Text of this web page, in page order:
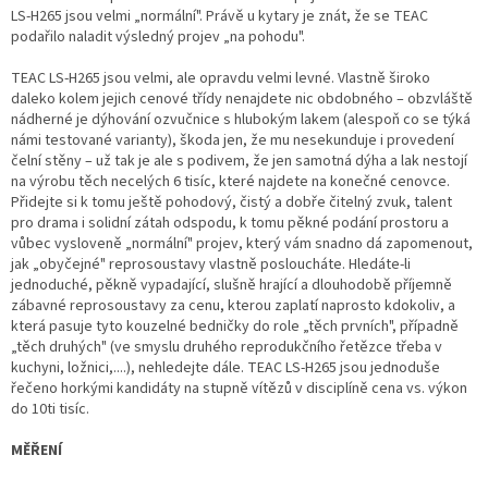
LS-H265 jsou velmi „normální". Právě u kytary je znát, že se TEAC
podařilo naladit výsledný projev „na pohodu".
TEAC LS-H265 jsou velmi, ale opravdu velmi levné. Vlastně široko
daleko kolem jejich cenové třídy nenajdete nic obdobného – obzvláště
nádherné je dýhování ozvučnice s hlubokým lakem (alespoň co se týká
námi testované varianty), škoda jen, že mu nesekunduje i provedení
čelní stěny – už tak je ale s podivem, že jen samotná dýha a lak nestojí
na výrobu těch necelých 6 tisíc, které najdete na konečné cenovce.
Přidejte si k tomu ještě pohodový, čistý a dobře čitelný zvuk, talent
pro drama i solidní zátah odspodu, k tomu pěkné podání prostoru a
vůbec vysloveně „normální" projev, který vám snadno dá zapomenout,
jak „obyčejné" reprosoustavy vlastně posloucháte. Hledáte-li
jednoduché, pěkně vypadající, slušně hrající a dlouhodobě příjemně
zábavné reprosoustavy za cenu, kterou zaplatí naprosto kdokoliv, a
která pasuje tyto kouzelné bedničky do role „těch prvních", případně
„těch druhých" (ve smyslu druhého reprodukčního řetězce třeba v
kuchyni, ložnici,....), nehledejte dále. TEAC LS-H265 jsou jednoduše
řečeno horkými kandidáty na stupně vítězů v disciplíně cena vs. výkon
do 10ti tisíc.
MĚŘENÍ